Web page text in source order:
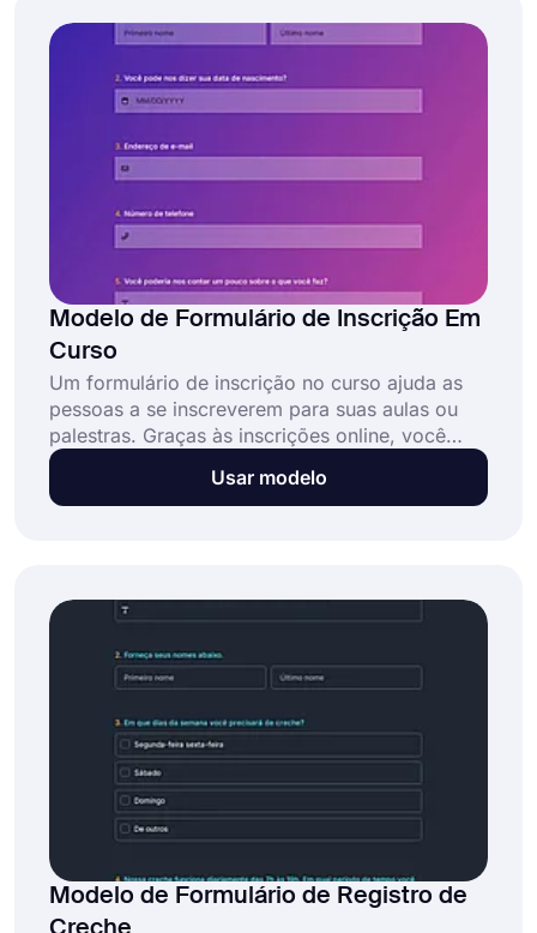
Modelo de Formulário de Inscrição Em
Curso
Um formulário de inscrição no curso ajuda as
pessoas a se inscreverem para suas aulas ou
palestras. Graças às inscrições online, você
poderá alcançar mais pessoas e coletar
facilmente as informações dos alunos ou o
Usar modelo
Modelo de Formulário de Registro de